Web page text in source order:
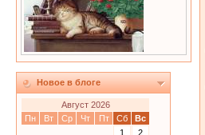
Новое в блоге
Август 2026
Пн
Вт Ср Чт Пт Сб
Вс
1
2